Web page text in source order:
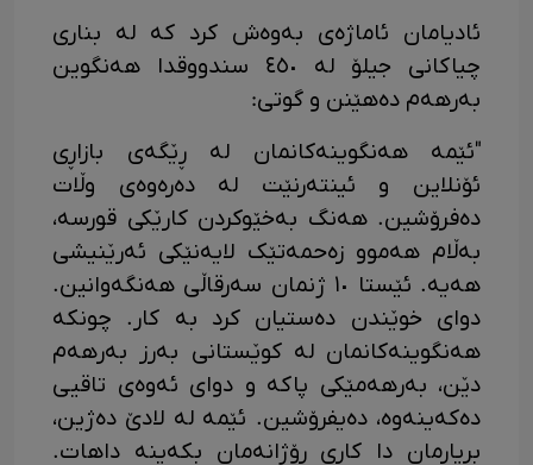
ئادیامان ئاماژەی بەوەش کرد کە لە بناری
چیاکانی جیلۆ لە ٤٥٠ سندووقدا هەنگوین
بەرهەم دەهێنن و گوتی:
"ئێمە هەنگوینەکانمان لە ڕێگەی بازاڕی
ئۆنلاین و ئینتەرنێت لە دەرەوەی وڵات
دەفرۆشین. هەنگ بەخێوکردن کارێکی قورسە،
بەڵام هەموو زەحمەتێک لایەنێکی ئەرێنیشی
هەیە. ئێستا ١٠ ژنمان سەرقاڵی هەنگەوانین.
دوای خوێندن دەستیان کرد بە کار. چونکە
هەنگوینەکانمان لە کوێستانی بەرز بەرهەم
دێن، بەرهەمێکی پاکە و دوای ئەوەی تاقیی
دەکەینەوە، دەیفرۆشین. ئێمە لە لادێ دەژین،
بڕیارمان دا کاری ڕۆژانەمان بکەینە داهات.